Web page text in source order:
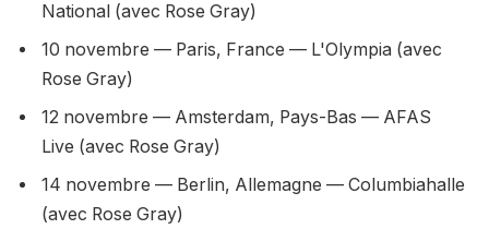
National (avec Rose Gray)
10 novembre — Paris, France — L'Olympia (avec
Rose Gray)
12 novembre — Amsterdam, Pays-Bas — AFAS
Live (avec Rose Gray)
14 novembre — Berlin, Allemagne — Columbiahalle
(avec Rose Gray)